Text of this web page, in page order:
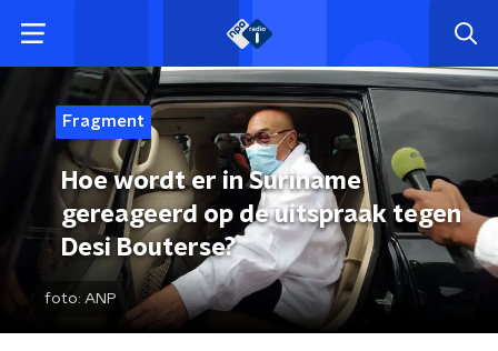
Fragment
Hoe wordt er in Suriname
gereageerd op de uitspraak tegen
Desi Bouterse?
foto: ANP